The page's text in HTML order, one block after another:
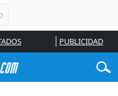
PUBLICIDAD